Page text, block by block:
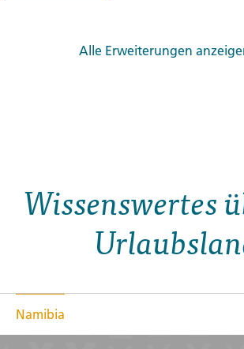
Alle Erweiterungen
Wissenswertes
Namibia